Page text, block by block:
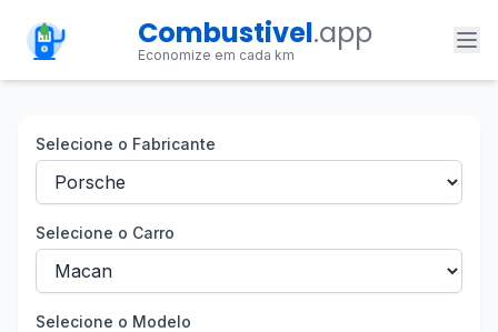
Combustivel.app
Economize em cada km
Selecione o Fabricante
Selecione o Carro
Selecione o Modelo